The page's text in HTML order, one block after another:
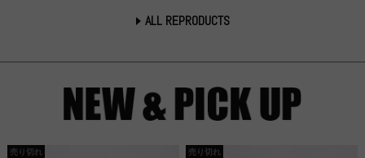
ALL REPRODUCTS
売り切れ 売り切れ